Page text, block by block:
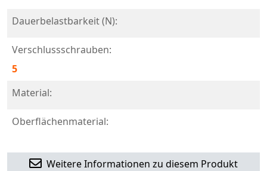
Dauerbelastbarkeit (N):
Verschlussschrauben:
5
Material:
Oberflächenmaterial:
Weitere Informationen zu diesem Produkt